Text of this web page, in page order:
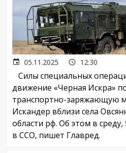
05.11.2025 12:30
Силы специальных
движение «Черная Искра»
транспортно-заряжающую
Искандер вблизи села
области рф. Об этом в
в ССО, пишет Главред.